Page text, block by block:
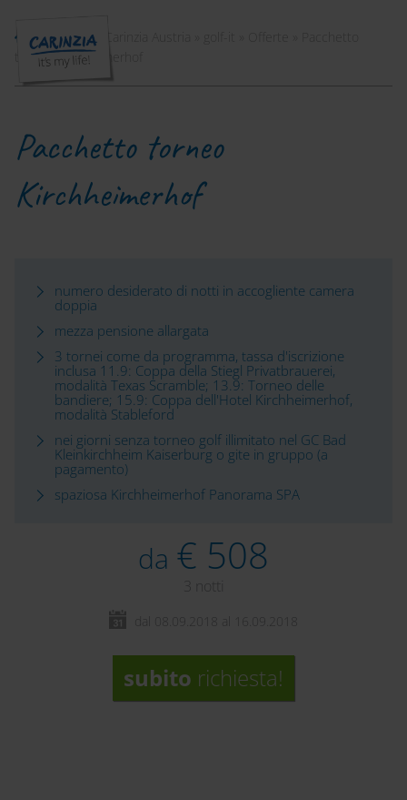
Vacanze in Carinzia Austria
torneo Kirchheimerhof
Pacchetto torneo
Kirchheimerhof
numero desiderato di notti in accogliente camera
doppia
mezza pensione allargata
3 tornei come da programma, tassa d'iscrizione
inclusa 11.9: Coppa della Stiegl Privatbrauerei,
modalità Texas Scramble; 13.9: Torneo delle
bandiere; 15.9: Coppa dell'Hotel Kirchheimerhof,
modalità Stableford
nei giorni senza torneo golf illimitato nel GC Bad
Kleinkirchheim Kaiserburg o gite in gruppo (a
pagamento)
spaziosa Kirchheimerhof Panorama SPA
da € 508
dal 08.09.2018 al 16.09.2018
subito richiesta!